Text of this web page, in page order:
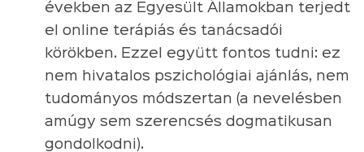
években az Egyesült Államokban terjedt
el online terápiás és tanácsadói
körökben. Ezzel együtt fontos tudni: ez
nem hivatalos pszichológiai ajánlás, nem
tudományos módszertan (a nevelésben
amúgy sem szerencsés dogmatikusan
gondolkodni).